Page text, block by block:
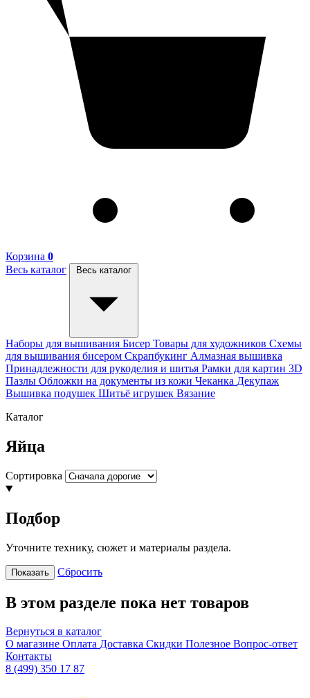
Корзина 0
Весь каталог
Весь каталог
Наборы для вышивания Бисер Товары для художников Схемы
для вышивания бисером Скрапбукинг Алмазная вышивка
Принадлежности для рукоделия и шитья Рамки для картин 3D
Пазлы Обложки на документы из кожи Чеканка Декупаж
Вышивка подушек Шитьё игрушек Вязание
Каталог
Яйца
Сортировка
Подбор
Уточните технику, сюжет и материалы раздела.
Показать Сбросить
В этом разделе пока нет товаров
Вернуться в каталог
О магазине Оплата Доставка Скидки Полезное Вопрос-ответ
Контакты
8 (499) 350 17 87